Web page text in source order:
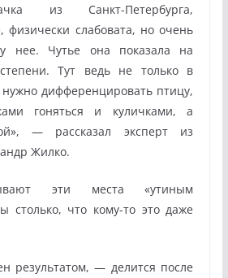
из Санкт-Петербурга,
физически слабовата, но очень
нее. Чутье она показала на
Тут ведь не только в
нужно дифференцировать птицу,
гоняться и куличками, а
— рассказал эксперт из
Жилко.
эти места «утиным
столько, что кому-то это даже
результатом, — делится после